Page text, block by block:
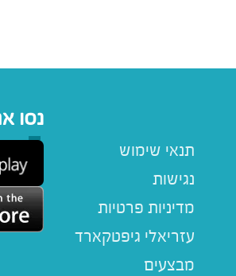
תנאי שימוש
נגישות
מדיניות פרטיות
עזריאלי גיפטקארד
מבצעים
נסו